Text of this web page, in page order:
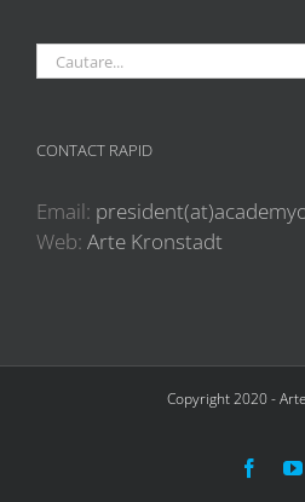
Cautare...
CONTACT RAPID
Email:
Web: Arte Kronstadt
Copyright 2020 -